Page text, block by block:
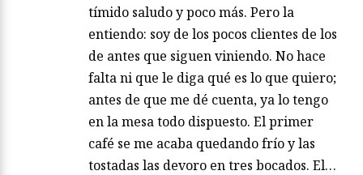
tímido saludo y poco más. Pero la
entiendo: soy de los pocos clientes de los
de antes que siguen viniendo. No hace
falta ni que le diga qué es lo que quiero;
antes de que me dé cuenta, ya lo tengo
en la mesa todo dispuesto. El primer
café se me acaba quedando frío y las
tostadas las devoro en tres bocados. El…